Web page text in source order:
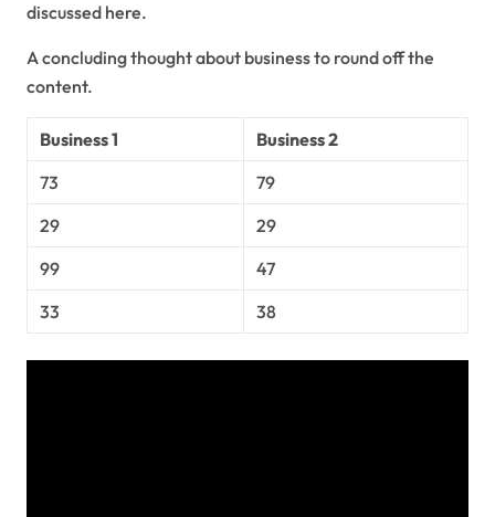
discussed here.
A concluding thought about business to round off the
content.
Business 1
Business 2
73
79
29
29
99
47
33
38